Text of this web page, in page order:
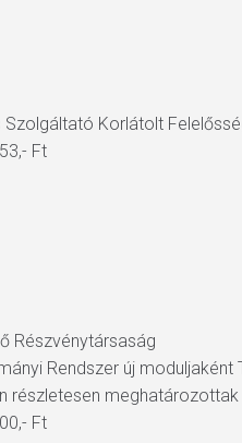
Korlátolt
Ft
Részvénytársaság
Rendszer új
részletesen meghatározottak
Ft